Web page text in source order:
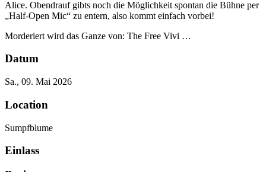
Alice. Obendrauf gibts noch die Möglichkeit spontan die Bühne per
„Half-Open Mic“ zu entern, also kommt einfach vorbei!
Morderiert wird das Ganze von: The Free Vivi …
Datum
Sa., 09. Mai 2026
Location
Sumpfblume
Einlass